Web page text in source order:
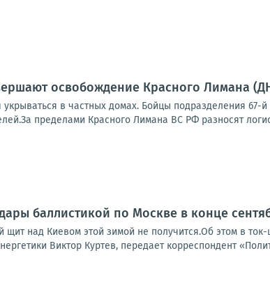
освобождение Красного Лимана
в частных домах. Бойцы подразделения 67-
пределами Красного Лимана ВС РФ разносят
баллистикой по Москве в конце
щит над Киевом этой зимой не получится.Об этом в
Виктор Куртев, передает корреспондент